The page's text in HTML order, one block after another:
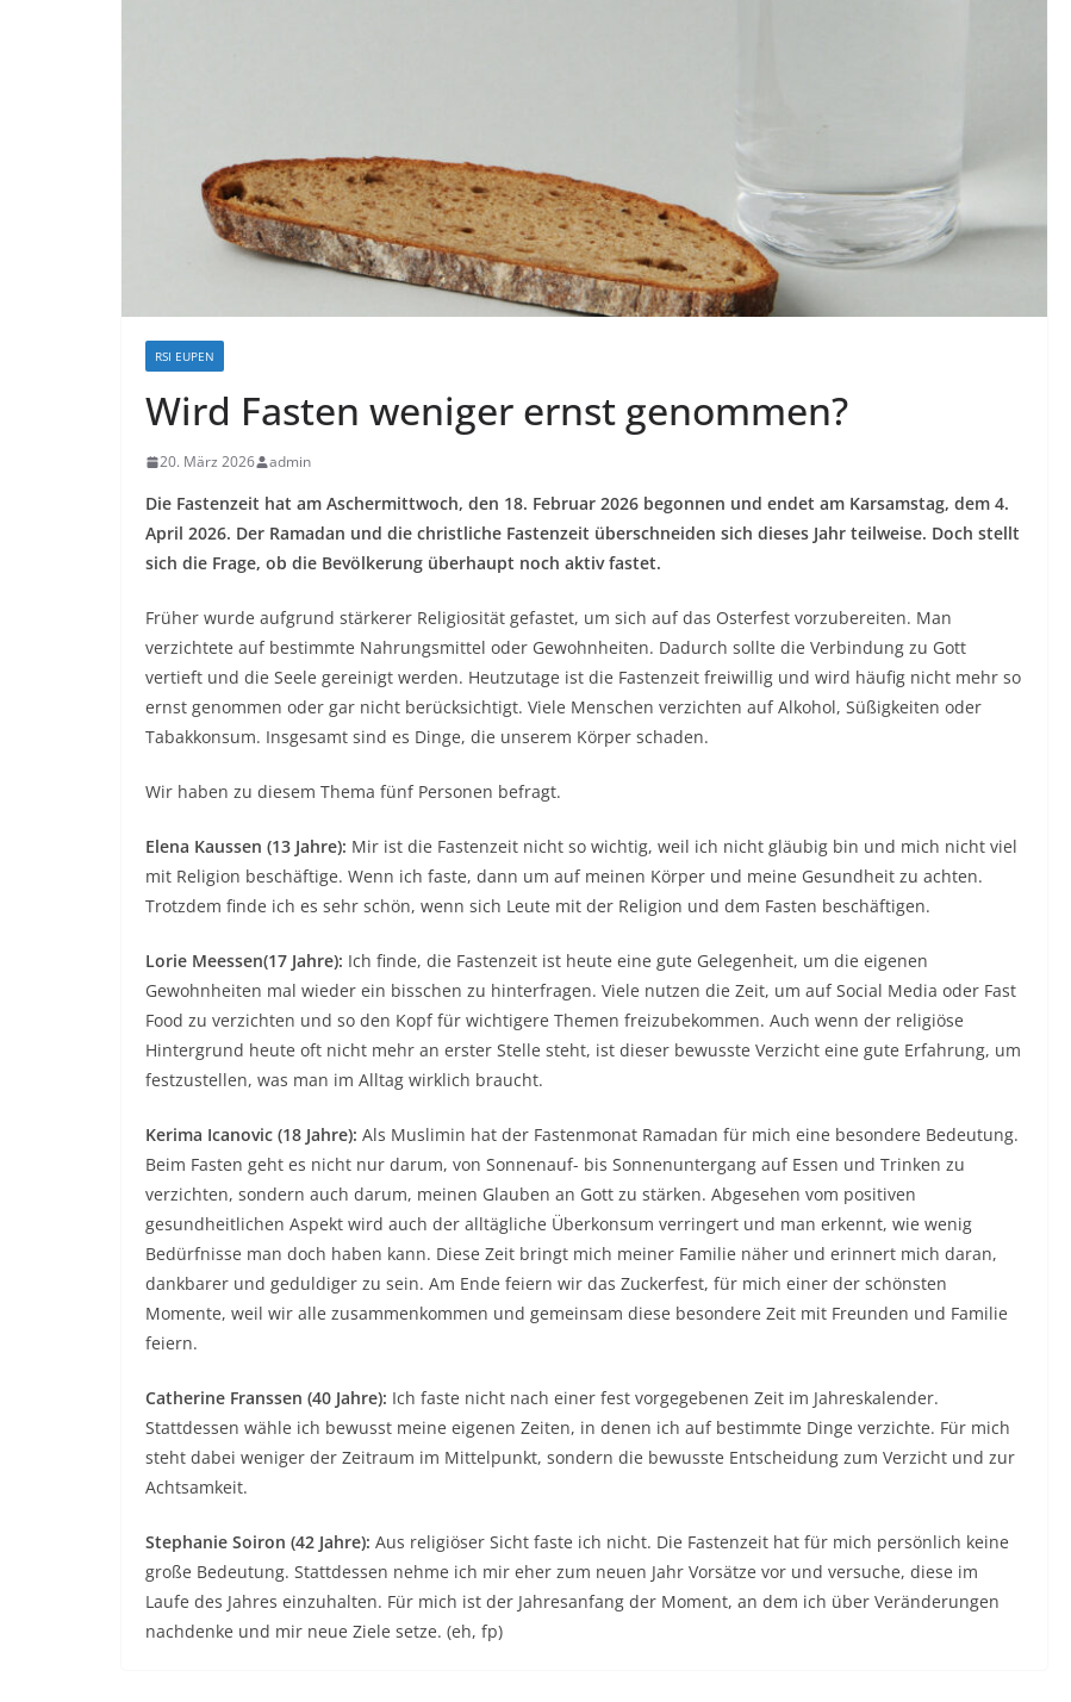
RSI EUPEN
Wird Fasten weniger ernst genommen?
20. März 2026 admin
Die Fastenzeit hat am Aschermittwoch, den 18. Februar 2026 begonnen und endet am Karsamstag, dem 4.
April 2026. Der Ramadan und die christliche Fastenzeit überschneiden sich dieses Jahr teilweise. Doch stellt
sich die Frage, ob die Bevölkerung überhaupt noch aktiv fastet.
Früher wurde aufgrund stärkerer Religiosität gefastet, um sich auf das Osterfest vorzubereiten. Man
verzichtete auf bestimmte Nahrungsmittel oder Gewohnheiten. Dadurch sollte die Verbindung zu Gott
vertieft und die Seele gereinigt werden. Heutzutage ist die Fastenzeit freiwillig und wird häufig nicht mehr so
ernst genommen oder gar nicht berücksichtigt. Viele Menschen verzichten auf Alkohol, Süßigkeiten oder
Tabakkonsum. Insgesamt sind es Dinge, die unserem Körper schaden.
Wir haben zu diesem Thema fünf Personen befragt.
Elena Kaussen (13 Jahre): Mir ist die Fastenzeit nicht so wichtig, weil ich nicht gläubig bin und mich nicht viel
mit Religion beschäftige. Wenn ich faste, dann um auf meinen Körper und meine Gesundheit zu achten.
Trotzdem finde ich es sehr schön, wenn sich Leute mit der Religion und dem Fasten beschäftigen.
Lorie Meessen(17 Jahre): Ich finde, die Fastenzeit ist heute eine gute Gelegenheit, um die eigenen
Gewohnheiten mal wieder ein bisschen zu hinterfragen. Viele nutzen die Zeit, um auf Social Media oder Fast
Food zu verzichten und so den Kopf für wichtigere Themen freizubekommen. Auch wenn der religiöse
Hintergrund heute oft nicht mehr an erster Stelle steht, ist dieser bewusste Verzicht eine gute Erfahrung, um
festzustellen, was man im Alltag wirklich braucht.
Kerima Icanovic (18 Jahre): Als Muslimin hat der Fastenmonat Ramadan für mich eine besondere Bedeutung.
Beim Fasten geht es nicht nur darum, von Sonnenauf- bis Sonnenuntergang auf Essen und Trinken zu
verzichten, sondern auch darum, meinen Glauben an Gott zu stärken. Abgesehen vom positiven
gesundheitlichen Aspekt wird auch der alltägliche Überkonsum verringert und man erkennt, wie wenig
Bedürfnisse man doch haben kann. Diese Zeit bringt mich meiner Familie näher und erinnert mich daran,
dankbarer und geduldiger zu sein. Am Ende feiern wir das Zuckerfest, für mich einer der schönsten
Momente, weil wir alle zusammenkommen und gemeinsam diese besondere Zeit mit Freunden und Familie
feiern.
Catherine Franssen (40 Jahre): Ich faste nicht nach einer fest vorgegebenen Zeit im Jahreskalender.
Stattdessen wähle ich bewusst meine eigenen Zeiten, in denen ich auf bestimmte Dinge verzichte. Für mich
steht dabei weniger der Zeitraum im Mittelpunkt, sondern die bewusste Entscheidung zum Verzicht und zur
Achtsamkeit.
Stephanie Soiron (42 Jahre): Aus religiöser Sicht faste ich nicht. Die Fastenzeit hat für mich persönlich keine
große Bedeutung. Stattdessen nehme ich mir eher zum neuen Jahr Vorsätze vor und versuche, diese im
Laufe des Jahres einzuhalten. Für mich ist der Jahresanfang der Moment, an dem ich über Veränderungen
nachdenke und mir neue Ziele setze. (eh, fp)